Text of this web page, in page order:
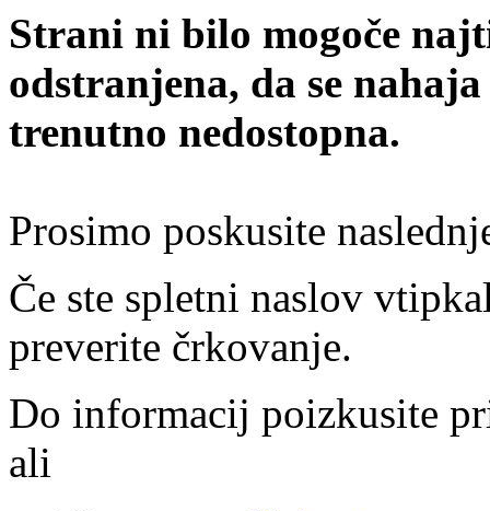
Strani ni bilo mogoče
odstranjena, da se
trenutno nedostopna.
Prosimo poskusite
Če ste spletni naslov
preverite črkovanje.
Do informacij poizkusite
ali